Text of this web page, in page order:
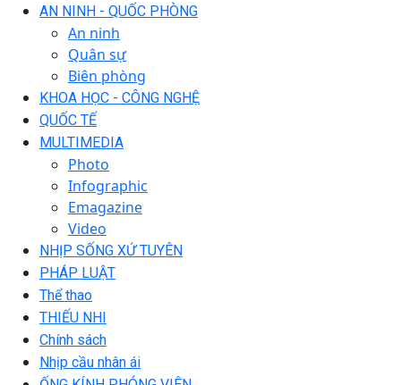
AN NINH - QUỐC PHÒNG
An ninh
Quân sự
Biên phòng
KHOA HỌC - CÔNG NGHỆ
QUỐC TẾ
MULTIMEDIA
Photo
Infographic
Emagazine
Video
NHỊP SỐNG XỨ TUYÊN
PHÁP LUẬT
Thể thao
THIẾU NHI
Chính sách
Nhịp cầu nhân ái